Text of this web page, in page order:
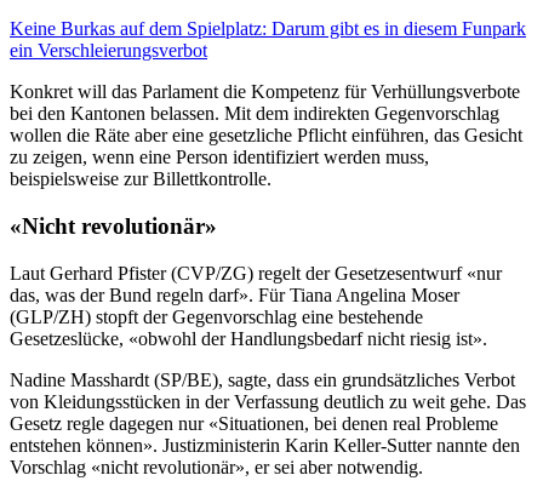
Keine Burkas auf dem Spielplatz: Darum gibt es in diesem Funpark
ein Verschleierungsverbot
Konkret will das Parlament die Kompetenz für Verhüllungsverbote
bei den Kantonen belassen. Mit dem indirekten Gegenvorschlag
wollen die Räte aber eine gesetzliche Pflicht einführen, das Gesicht
zu zeigen, wenn eine Person identifiziert werden muss,
beispielsweise zur Billettkontrolle.
«Nicht revolutionär»
Laut Gerhard Pfister (CVP/ZG) regelt der Gesetzesentwurf «nur
das, was der Bund regeln darf». Für Tiana Angelina Moser
(GLP/ZH) stopft der Gegenvorschlag eine bestehende
Gesetzeslücke, «obwohl der Handlungsbedarf nicht riesig ist».
Nadine Masshardt (SP/BE), sagte, dass ein grundsätzliches Verbot
von Kleidungsstücken in der Verfassung deutlich zu weit gehe. Das
Gesetz regle dagegen nur «Situationen, bei denen real Probleme
entstehen können». Justizministerin Karin Keller-Sutter nannte den
Vorschlag «nicht revolutionär», er sei aber notwendig.